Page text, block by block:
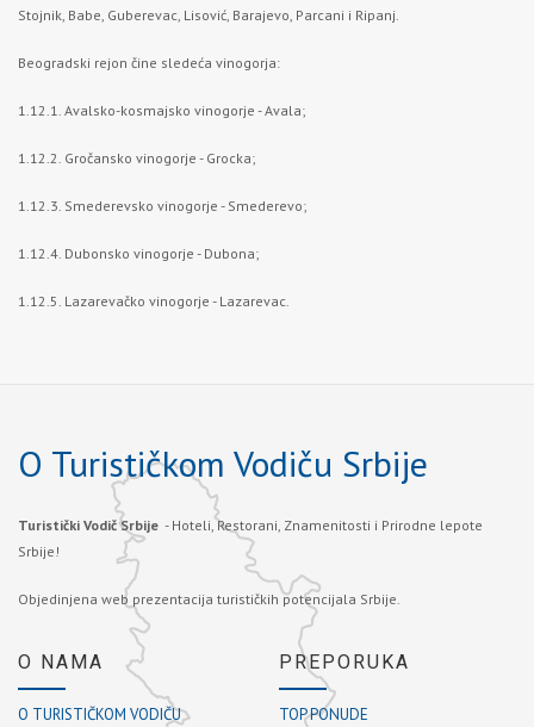
Stojnik, Babe, Guberevac, Lisović, Barajevo, Parcani i Ripanj.
Beogradski rejon čine sledeća vinogorja:
1.12.1. Avalsko-kosmajsko vinogorje - Avala;
1.12.2. Gročansko vinogorje - Grocka;
1.12.3. Smederevsko vinogorje - Smederevo;
1.12.4. Dubonsko vinogorje - Dubona;
1.12.5. Lazarevačko vinogorje - Lazarevac.
O Turističkom Vodiču Srbije
Turistički Vodič Srbije - Hoteli, Restorani, Znamenitosti i Prirodne lepote
Srbije!
Objedinjena web prezentacija turističkih potencijala Srbije.
O NAMA
O TURISTIČKOM VODIČU
PREPORUKA
TOP PONUDE